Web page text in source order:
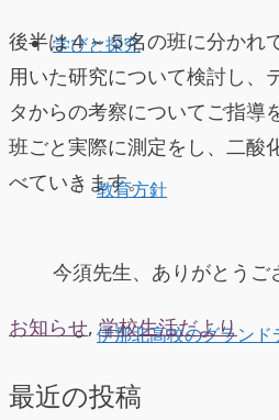
学びと探究
教育方針
伊那北高校のグランド
後半は４～５名の班に分かれ
用いた研究について検討し、
タからの考察についてご指導
班ごと実際に測定をし、二酸
べていきます。
今須先生、ありがとうご
お知らせ,学校生活だより
最近の投稿